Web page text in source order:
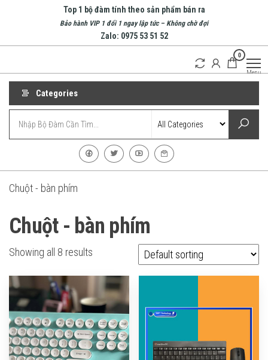
Top 1 bộ đàm tính theo sản phẩm bán ra
Bảo hành VIP 1 đổi 1 ngay lập tức – Không chờ đợi
Zalo: 0975 53 51 52
Đàm
Nha
Trang
Đàm
Cầm
đầu về
đàm
Nha
0
Menu
Categories
Chuột - bàn phím
Chuột - bàn phím
Showing all 8 results